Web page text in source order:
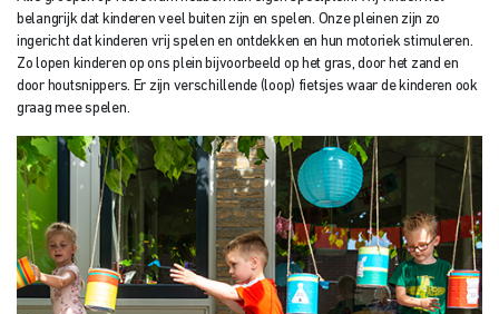
belangrijk dat kinderen veel buiten zijn en spelen. Onze pleinen zijn zo
ingericht dat kinderen vrij spelen en ontdekken en hun motoriek stimuleren.
Zo lopen kinderen op ons plein bijvoorbeeld op het gras, door het zand en
door houtsnippers. Er zijn verschillende (loop) fietsjes waar de kinderen ook
graag mee spelen.